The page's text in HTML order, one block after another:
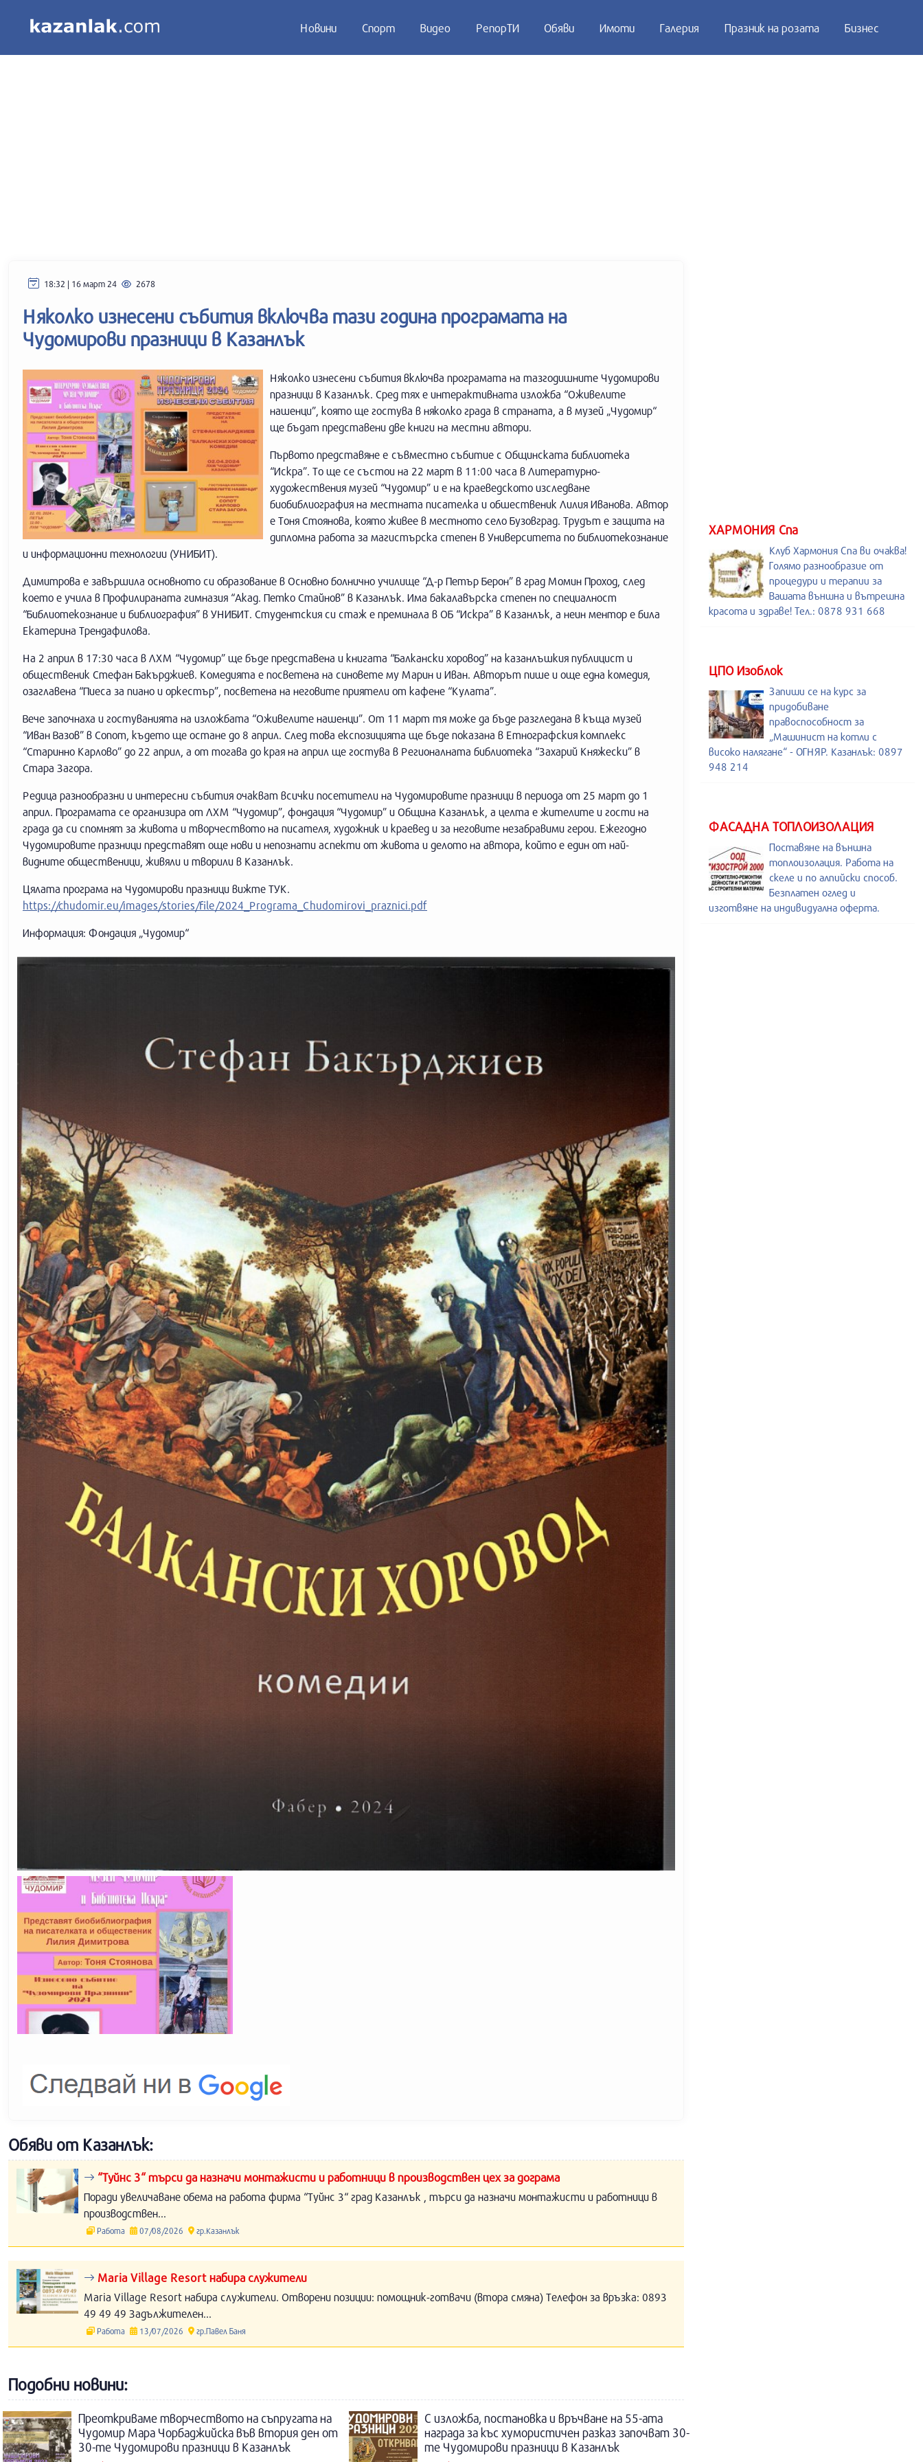
Новини Спорт Видео РепорТИ Обяви Имоти Галерия Празник на розата Бизнес
18:32 | 16 март 24 2678
Няколко изнесени събития включва тази година програмата на
Чудомирови празници в Казанлък
Няколко изнесени събития включва програмата на тазгодишните Чудомирови
празници в Казанлък. Сред тях е интерактивната изложба “Оживелите
нашенци”, която ще гостува в няколко града в страната, а в музей „Чудомир“
ще бъдат представени две книги на местни автори.
Първото представяне e съвместно събитие с Общинската библиотека
“Искра”. То ще се състои на 22 март в 11:00 часа в Литературно-
художествения музей “Чудомир” и е на краеведското изследване
биобиблиография на местната писателка и обшественик Лилия Иванова. Автор
е Тоня Стоянова, която живее в местното село Бузовград. Трудът е защита на
дипломна работа за магистърска степен в Университета по библиотекознание
и информационни технологии (УНИБИТ).
Димитрова е завършила основното си образование в Основно болнично училище “Д-р Петър Берон” в град Момин Проход, след
което е учила в Профилираната гимназия “Акад. Петко Стайнов” в Казанлък. Има бакалавърска степен по специалност
“Библиотекознание и библиография” в УНИБИТ. Студентския си стаж е преминала в ОБ “Искра” в Казанлък, а неин ментор е била
Екатерина Трендафилова.
На 2 април в 17:30 часа в ЛХМ “Чудомир” ще бъде представена и книгата “Балкански хоровод” на казанлъшкия публицист и
общественик Стефан Бакърджиев. Комедията е посветена на синовете му Марин и Иван. Авторът пише и още една комедия,
озаглавена “Пиеса за пиано и оркестър”, посветена на неговите приятели от кафене “Кулата”.
Вече започнаха и гостуванията на изложбата “Оживелите нашенци”. От 11 март тя може да бъде разгледана в къща музей
“Иван Вазов” в Сопот, където ще остане до 8 април. След това експозицията ще бъде показана в Етнографския комплекс
“Старинно Карлово” до 22 април, а от тогава до края на април ще гостува в Регионалната библиотека “Захарий Княжески” в
Стара Загора.
Редица разнообразни и интересни събития очакват всички посетители на Чудомировите празници в периода от 25 март до 1
април. Програмата се организира от ЛХМ “Чудомир”, фондация “Чудомир” и Община Казанлък, а целта е жителите и гости на
града да си спомнят за живота и творчеството на писателя, художник и краевед и за неговите незабравими герои. Ежегодно
Чудомировите празници представят още нови и непознати аспекти от живота и делото на автора, който е един от най-
видните общественици, живяли и творили в Казанлък.
Цялата програма на Чудомирови празници вижте ТУК.
https://chudomir.eu/images/stories/file/2024_Programa_Chudomirovi_praznici.pdf
Информация: Фондация „Чудомир“
Обяви от Казанлък:
“Туйнс 3“ търси да назначи монтажисти и работници в производствен цех за дограма
Поради увеличаване обема на работа фирма “Туйнс 3“ град Казанлък , търси да назначи монтажисти и работници в
производствен...
Работа 07/08/2026 гр.Казанлък
Maria Village Resort набира служители
Maria Village Resort набира служители. Отворени позиции: помощник-готвачи (втора смяна) Телефон за връзка: 0893
49 49 49 Задължителен...
Работа 13/07/2026 гр.Павел Баня
Подобни новини:
Преоткриваме творчеството на съпругата на
Чудомир Мара Чорбаджийска във втория ден от
30-те Чудомирови празници в Казанлък
С изложба, постановка и връчване на 55-ата
награда за къс хумористичен разказ започват 30-
те Чудомирови празници в Казанлък
ХАРМОНИЯ Спа
Клуб Хармония Спа ви очаква!
Голямо разнообразие от
процедури и терапии за
Вашата външна и вътрешна
красота и здраве! Тел.: 0878 931 668
ЦПО Изоблок
Запиши се на курс за
придобиване
правоспособност за
„Машинист на котли с
високо налягане“ - ОГНЯР. Казанлък: 0897
948 214
ФАСАДНА ТОПЛОИЗОЛАЦИЯ
Поставяне на външна
топлоизолация. Работа на
скеле и по алпийски способ.
Безплатен оглед и
изготвяне на индивидуална оферта.